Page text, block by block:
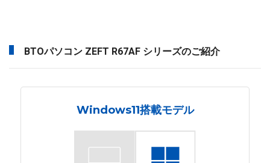
BTOパソコン ZEFT R67AF シリーズのご紹介
Windows11搭載モデル